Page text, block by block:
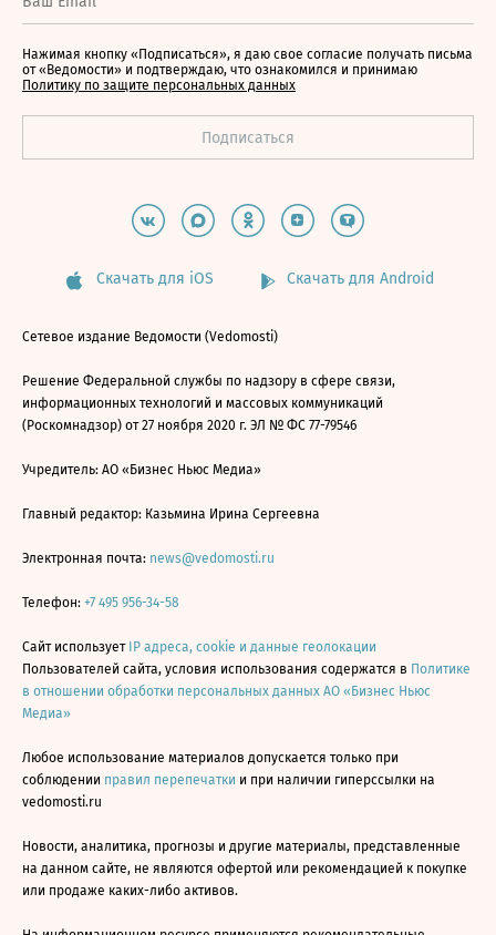
Нажимая кнопку «Подписаться», я даю свое согласие получать письма
от «Ведомости» и подтверждаю, что ознакомился и принимаю
Политику по защите персональных данных
Скачать для iOS Скачать для Android
Сетевое издание Ведомости (Vedomosti)
Решение Федеральной службы по надзору в сфере связи,
информационных технологий и массовых коммуникаций
(Роскомнадзор) от 27 ноября 2020 г. ЭЛ № ФС 77-79546
Учредитель: АО «Бизнес Ньюс Медиа»
Главный редактор: Казьмина Ирина Сергеевна
Электронная почта: news@vedomosti.ru
Телефон: +7 495 956-34-58
Сайт использует IP адреса, cookie и данные геолокации
Пользователей сайта, условия использования содержатся в Политике
в отношении обработки персональных данных АО «Бизнес Ньюс
Медиа»
Любое использование материалов допускается только при
соблюдении правил перепечатки и при наличии гиперссылки на
vedomosti.ru
Новости, аналитика, прогнозы и другие материалы, представленные
на данном сайте, не являются офертой или рекомендацией к покупке
или продаже каких-либо активов.